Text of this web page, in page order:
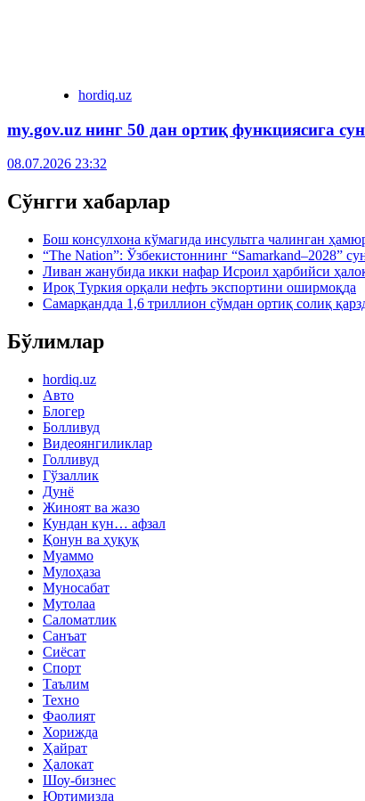
hordiq.uz
my.gov.uz нинг 50 дан ортиқ функциясига
08.07.2026 23:32
Сўнгги хабарлар
Бош консулхона кўмагида инсультга чалинган
“The Nation”: Ўзбекистоннинг “Samarkand–2028”
Ливан жанубида икки нафар Исроил ҳарбийси
Ироқ Туркия орқали нефть экспортини оширмоқда
Самарқандда 1,6 триллион сўмдан ортиқ солиқ
Бўлимлар
hordiq.uz
Авто
Блогер
Болливуд
Видеоянгиликлар
Голливуд
Гўзаллик
Дунё
Жиноят ва жазо
Кундан кун… афзал
Қонун ва ҳуқуқ
Муаммо
Мулоҳаза
Муносабат
Мутолаа
Саломатлик
Санъат
Сиёсат
Спорт
Таълим
Техно
Фаолият
Хорижда
Ҳайрат
Ҳалокат
Шоу-бизнес
Юртимизда